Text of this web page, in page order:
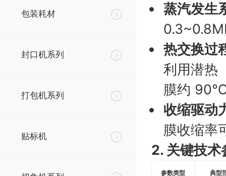
包装耗材
封口机系列
打包机系列
贴标机
蒸汽发生
热交换过
利用潜热
膜约
收缩驱动
膜收缩率
2. 关键技术
参数类型 典型